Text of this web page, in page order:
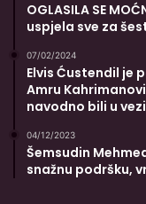
OGLASILA SE
uspjela sve za
07/02/2024
Elvis Ćustendil je
Amru
navodno bili u vezi
04/12/2023
Šemsudin
snažnu podršku,